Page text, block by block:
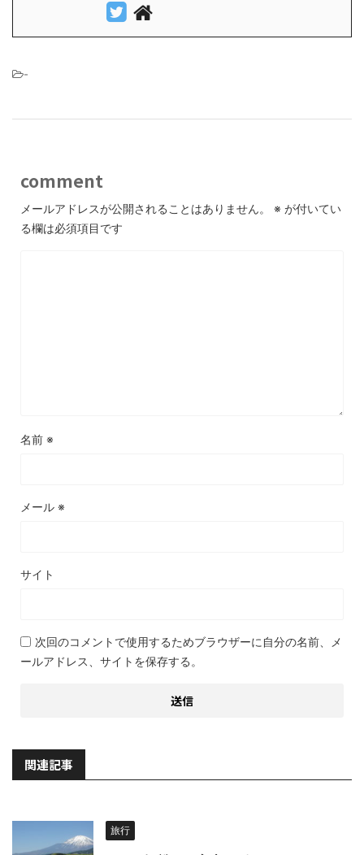
-
comment
メールアドレスが公開されることはありません。 ※ が付いてい
る欄は必須項目です
名前 ※
メール ※
サイト
次回のコメントで使用するためブラウザーに自分の名前、メ
ールアドレス、サイトを保存する。
関連記事
旅行